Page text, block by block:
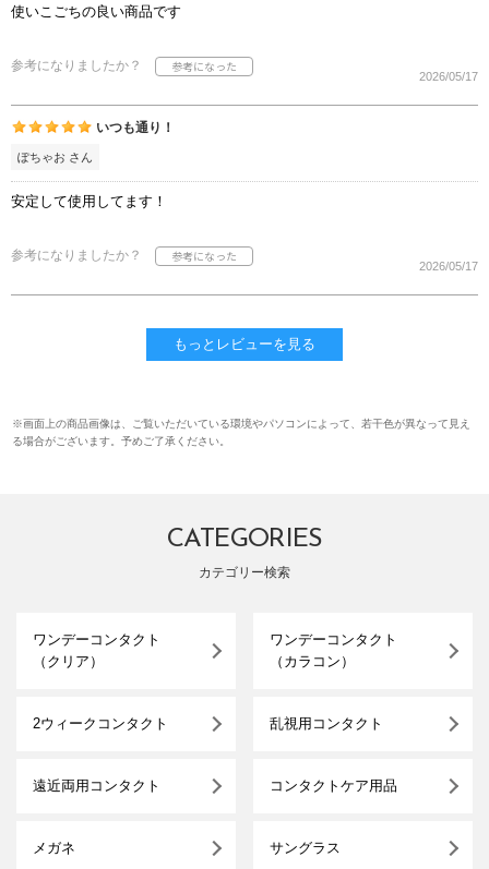
使いこごちの良い商品です
参考になりましたか？
2026/05/17
いつも通り！
ぽちゃお さん
安定して使用してます！
参考になりましたか？
2026/05/17
もっとレビューを見る
※画面上の商品画像は、ご覧いただいている環境やパソコンによって、若干色が異なって見え
る場合がございます。予めご了承ください。
CATEGORIES
カテゴリー検索
ワンデーコンタクト
（クリア）
ワンデーコンタクト
（カラコン）
2ウィークコンタクト 乱視用コンタクト
遠近両用コンタクト コンタクトケア用品
メガネ サングラス